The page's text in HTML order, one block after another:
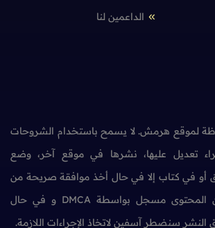
الداعمين لنا
لموقع هرمش. لا يسمح باستخدام الشروحات
تعديل عليها، نشرها في موقع آخر، وضع
أو في كتاب إلا في حال أخذ موافقة صريحة من
إدارة الموقع كما أن المحتوى مسجل بواسطة DMCA و في حال
سنضطر آسفين لاتخاذ الإجراءات اللازمة.